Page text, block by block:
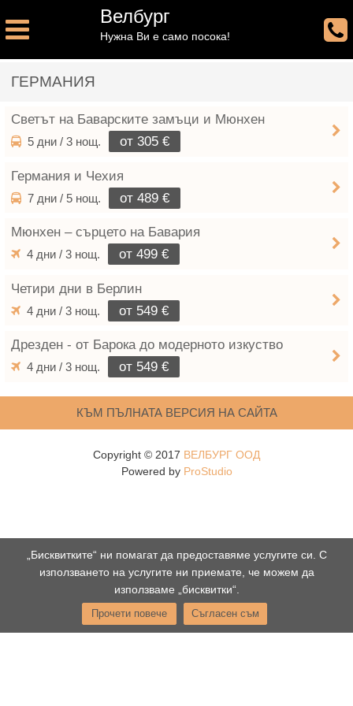
Велбург
Нужна Ви е само посока!
ГЕРМАНИЯ
Светът на Баварските замъци и Мюнхен
5 дни / 3 нощ. от 305 €
Германия и Чехия
7 дни / 5 нощ. от 489 €
Мюнхен – сърцето на Бавария
4 дни / 3 нощ. от 499 €
Четири дни в Берлин
4 дни / 3 нощ. от 549 €
Дрезден - от Барока до модерното изкуство
4 дни / 3 нощ. от 549 €
КЪМ ПЪЛНАТА ВЕРСИЯ НА САЙТА
Copyright © 2017 ВЕЛБУРГ ООД
Powered by ProStudio
„Бисквитките“ ни помагат да предоставяме услугите си. С
използването на услугите ни приемате, че можем да
използваме „бисквитки“.
Прочети повече Съгласен съм